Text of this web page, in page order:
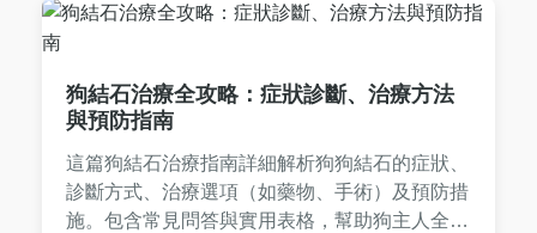
狗結石治療全攻略：症狀診斷、治療方法
與預防指南
這篇狗結石治療指南詳細解析狗狗結石的症狀、
診斷方式、治療選項（如藥物、手術）及預防措
施。包含常見問答與實用表格，幫助狗主人全面